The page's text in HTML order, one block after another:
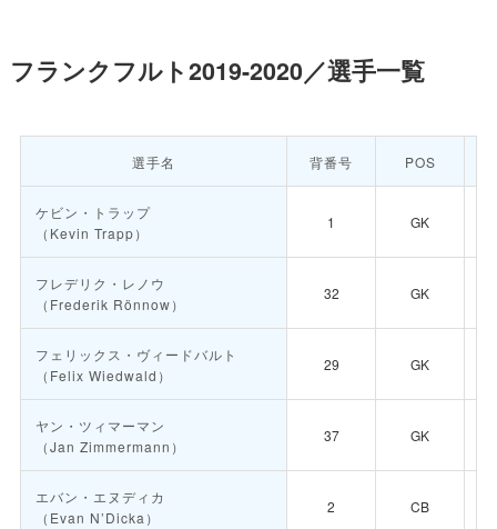
フランクフルト2019-2020／選手一覧
選手名 背番号 POS
ケビン・トラップ
（Kevin Trapp）
1 GK
フレデリク・レノウ
（Frederik Rönnow）
32 GK
フェリックス・ヴィードバルト
（Felix Wiedwald）
29 GK
ヤン・ツィマーマン
（Jan Zimmermann）
37 GK
エバン・エヌディカ
（Evan N’Dicka）
2 CB